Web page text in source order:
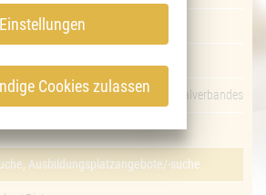
- Termine der Tagungen des Zentralverbandes
Ausbildungsplatzangebote/-suche
Einstellungen
Cookies zulassen